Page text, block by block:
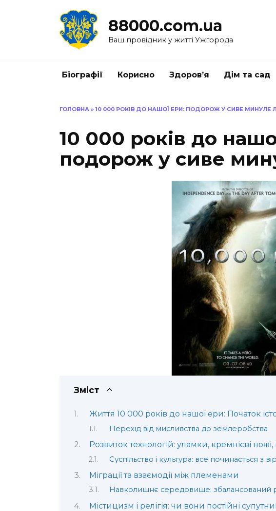
88000.com.ua
Ваш провідник у житті Ужгорода
Біографії Корисно Здоров’я Дім та сад
ГОЛОВНА » 10 000 РОКІВ ДО НАШОЇ ЕРИ: ПОДОРОЖ У СИВЕ МИНУЛЕ
10 000 років до
подорож у сиве
Зміст
Життя 10 000 років до нашої ери: Початок
Перехід від мисливства до землеробства
Розвиток технологій: уламки, кремнієві ножі,
Суспільство і культура: все починається з
Міграції та взаємодії між племенами
Навколишнє середовище: збалансований
Містицизм і релігія: чи вони постійні